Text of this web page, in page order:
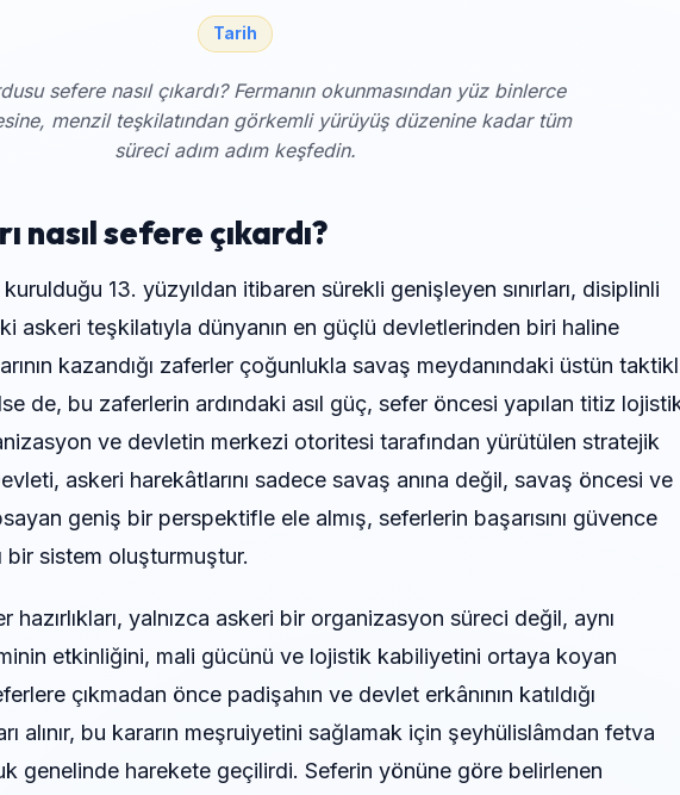
Tarih
sefere nasıl çıkardı? Fermanın okunmasından yüz binlerce
menzil teşkilatından görkemli yürüyüş düzenine kadar tüm
süreci adım adım keşfedin.
nasıl sefere çıkardı?
13. yüzyıldan itibaren sürekli genişleyen sınırları, disiplinli
askeri teşkilatıyla dünyanın en güçlü devletlerinden biri haline
kazandığı zaferler çoğunlukla savaş meydanındaki üstün
de, bu zaferlerin ardındaki asıl güç, sefer öncesi yapılan titiz
ve devletin merkezi otoritesi tarafından yürütülen stratejik
askeri harekâtlarını sadece savaş anına değil, savaş öncesi ve
geniş bir perspektifle ele almış, seferlerin başarısını güvence
bir sistem oluşturmuştur.
hazırlıkları, yalnızca askeri bir organizasyon süreci değil, aynı
etkinliğini, mali gücünü ve lojistik kabiliyetini ortaya koyan
çıkmadan önce padişahın ve devlet erkânının katıldığı
alınır, bu kararın meşruiyetini sağlamak için şeyhülislâmdan fetva
genelinde harekete geçilirdi. Seferin yönüne göre belirlenen